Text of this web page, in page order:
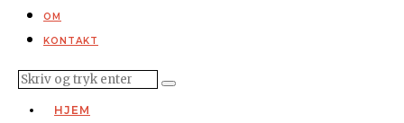
OM
KONTAKT
HJEM